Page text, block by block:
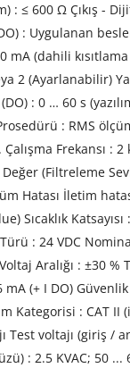
: ≤ 600 Ω Çıkış -
: Uygulanan
mA (dahili
2 (Ayarlanabilir)
: 0 … 60 s
: RMS
Frekansı : 2
(Filtreleme
Hatası İletim
Sıcaklık
Türü : 24 VDC
Aralığı : ±30 %
(+ I DO)
Kategorisi : CAT II
Test voltajı (giriş /
: 2.5 KVAC; 50 ...